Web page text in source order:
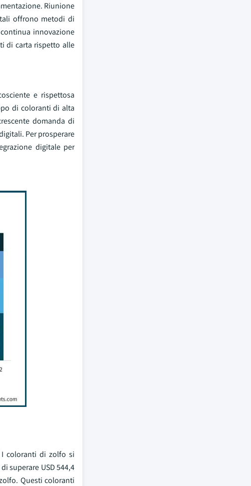
Riunione
offrono metodi di
innovazione
di carta rispetto alle
e rispettosa
di coloranti di alta
domanda di
Per prosperare
digitale per
coloranti di zolfo si
superare USD 544,4
Questi coloranti